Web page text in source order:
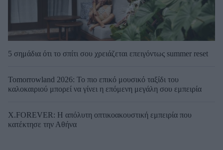
5 σημάδια ότι το σπίτι σου χρειάζεται επειγόντως summer reset
Tomorrowland 2026: Το πιο επικό μουσικό ταξίδι του
καλοκαιριού μπορεί να γίνει η επόμενη μεγάλη σου εμπειρία
X.FOREVER: Η απόλυτη οπτικοακουστική εμπειρία που
κατέκτησε την Αθήνα